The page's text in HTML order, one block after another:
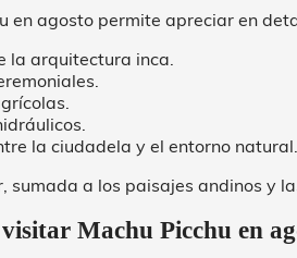
en agosto permite apreciar en
la arquitectura inca.
la ciudadela y el entorno natural.
sumada a los paisajes andinos y
Machu Picchu en